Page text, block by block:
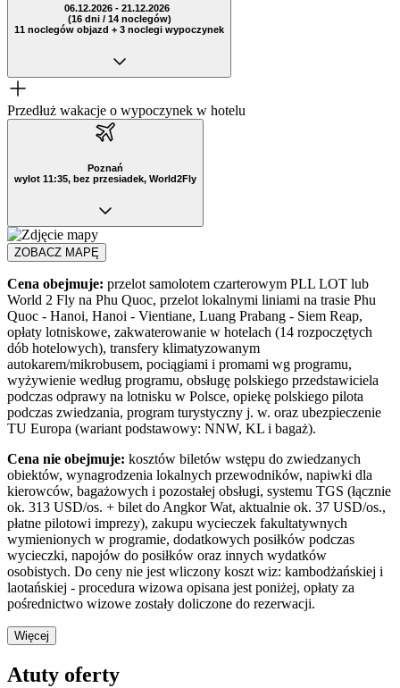
06.12.2026 - 21.12.2026
(16 dni / 14 noclegów)
11 noclegów objazd + 3 noclegi wypoczynek
Przedłuż wakacje o wypoczynek w hotelu
Poznań
wylot 11:35, bez przesiadek, World2Fly
ZOBACZ MAPĘ
Cena obejmuje: przelot samolotem czarterowym PLL LOT lub
World 2 Fly na Phu Quoc, przelot lokalnymi liniami na trasie Phu
Quoc - Hanoi, Hanoi - Vientiane, Luang Prabang - Siem Reap,
opłaty lotniskowe, zakwaterowanie w hotelach (14 rozpoczętych
dób hotelowych), transfery klimatyzowanym
autokarem/mikrobusem, pociągiami i promami wg programu,
wyżywienie według programu, obsługę polskiego przedstawiciela
podczas odprawy na lotnisku w Polsce, opiekę polskiego pilota
podczas zwiedzania, program turystyczny j. w. oraz ubezpieczenie
TU Europa (wariant podstawowy: NNW, KL i bagaż).
Cena nie obejmuje: kosztów biletów wstępu do zwiedzanych
obiektów, wynagrodzenia lokalnych przewodników, napiwki dla
kierowców, bagażowych i pozostałej obsługi, systemu TGS (łącznie
ok. 313 USD/os. + bilet do Angkor Wat, aktualnie ok. 37 USD/os.,
płatne pilotowi imprezy), zakupu wycieczek fakultatywnych
wymienionych w programie, dodatkowych posiłków podczas
wycieczki, napojów do posiłków oraz innych wydatków
osobistych. Do ceny nie jest wliczony koszt wiz: kambodżańskiej i
laotańskiej - procedura wizowa opisana jest poniżej, opłaty za
pośrednictwo wizowe zostały doliczone do rezerwacji.
Więcej
Atuty oferty